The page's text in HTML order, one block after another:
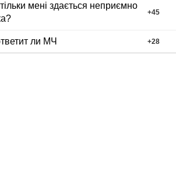
мені здається неприємно
+45
ли МЧ +28